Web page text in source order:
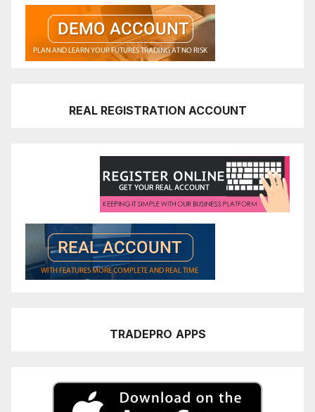
REAL REGISTRATION ACCOUNT
TRADEPRO APPS